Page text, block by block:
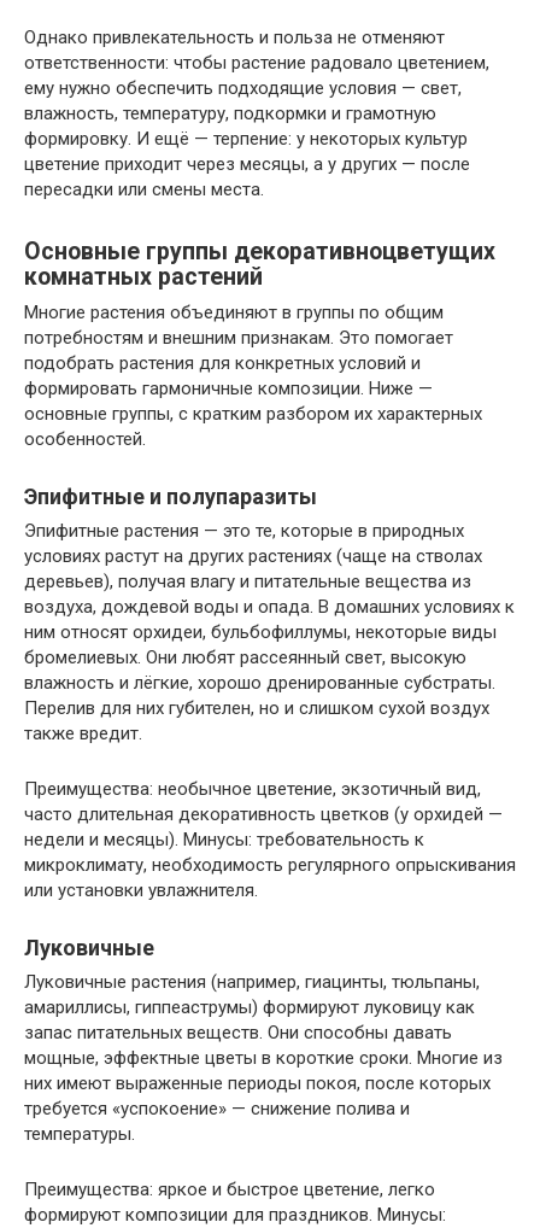
Однако привлекательность и польза не отменяют
ответственности: чтобы растение радовало цветением,
ему нужно обеспечить подходящие условия — свет,
влажность, температуру, подкормки и грамотную
формировку. И ещё — терпение: у некоторых культур
цветение приходит через месяцы, а у других — после
пересадки или смены места.
Основные группы декоративноцветущих
комнатных растений
Многие растения объединяют в группы по общим
потребностям и внешним признакам. Это помогает
подобрать растения для конкретных условий и
формировать гармоничные композиции. Ниже —
основные группы, с кратким разбором их характерных
особенностей.
Эпифитные и полупаразиты
Эпифитные растения — это те, которые в природных
условиях растут на других растениях (чаще на стволах
деревьев), получая влагу и питательные вещества из
воздуха, дождевой воды и опада. В домашних условиях к
ним относят орхидеи, бульбофиллумы, некоторые виды
бромелиевых. Они любят рассеянный свет, высокую
влажность и лёгкие, хорошо дренированные субстраты.
Перелив для них губителен, но и слишком сухой воздух
также вредит.
Преимущества: необычное цветение, экзотичный вид,
часто длительная декоративность цветков (у орхидей —
недели и месяцы). Минусы: требовательность к
микроклимату, необходимость регулярного опрыскивания
или установки увлажнителя.
Луковичные
Луковичные растения (например, гиацинты, тюльпаны,
амариллисы, гиппеаструмы) формируют луковицу как
запас питательных веществ. Они способны давать
мощные, эффектные цветы в короткие сроки. Многие из
них имеют выраженные периоды покоя, после которых
требуется «успокоение» — снижение полива и
температуры.
Преимущества: яркое и быстрое цветение, легко
формируют композиции для праздников. Минусы: